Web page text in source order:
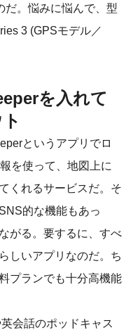
だ。悩みに悩んで、型
3 (GPSモデル／
を入れて
というアプリでロ
を使って、地図上に
くれるサービスだ。そ
的な機能もあっ
がる。要するに、すべ
しいアプリなのだ。ち
プランでも十分高機能
会話のポッドキャス